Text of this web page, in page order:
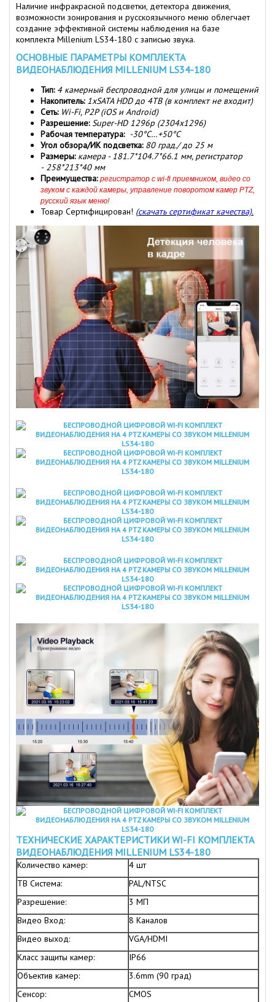
Наличие инфракрасной подсветки, детектора движения,
возможности зонирования и русскоязычного меню облегчает
создание эффективной системы наблюдения на базе
комплекта Millenium LS34-180 с записью звука.
ОСНОВНЫЕ ПАРАМЕТРЫ КОМПЛЕКТА
ВИДЕОНАБЛЮДЕНИЯ MILLENIUM LS34-180
Тип: 4камерный беспроводной для улицы и помещений
Накопитель: 1хSATA HDD до 4ТВ (в комплект не входит)
Сеть: Wi-Fi, P2P (iOS и Android)
Разрешение: Super-HD 1296p (2304x1296)
Рабочая температура: -30°C…+50°C
Угол обзора/ИК подсветка: 80 град./ до 25 м
Размеры: камера - 181.7*104.7*66.1 мм, регистратор
-258*213*40 мм
Преимущества: регистратор с wi-fi приемником, видео со
звуком с каждой камеры, управление поворотом камер PTZ,
русский язык меню!
Товар Сертифицирован! (скачать сертификат качества).
ТЕХНИЧЕСКИЕ ХАРАКТЕРИСТИКИ WI-FI КОМПЛЕКТА
ВИДЕОНАБЛЮДЕНИЯ MILLENIUM LS34-180
Количество камер:
4 шт
ТВ Система:
PAL/NTSC
Разрешение:
3 МП
Видео Вход:
8 Каналов
Видео выход:
VGA/HDMI
Класс защиты камер:
IP66
Объектив камер:
3.6mm (90 град)
Сенсор:
CMOS